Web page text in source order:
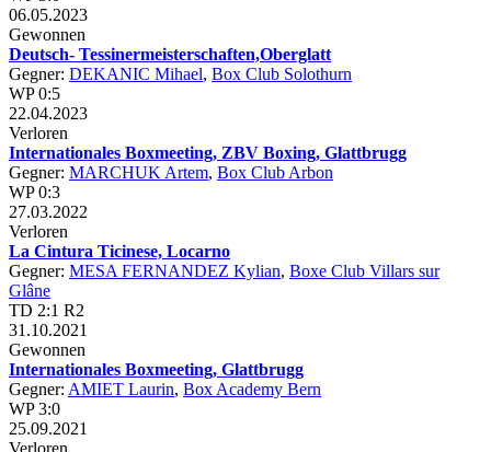
06.05.2023
Gewonnen
Deutsch- Tessinermeisterschaften,Oberglatt
Gegner: DEKANIC Mihael, Box Club Solothurn
WP 0:5
22.04.2023
Verloren
Internationales Boxmeeting, ZBV Boxing, Glattbrugg
Gegner: MARCHUK Artem, Box Club Arbon
WP 0:3
27.03.2022
Verloren
La Cintura Ticinese, Locarno
Gegner: MESA FERNANDEZ Kylian, Boxe Club Villars sur
Glâne
TD 2:1 R2
31.10.2021
Gewonnen
Internationales Boxmeeting, Glattbrugg
Gegner: AMIET Laurin, Box Academy Bern
WP 3:0
25.09.2021